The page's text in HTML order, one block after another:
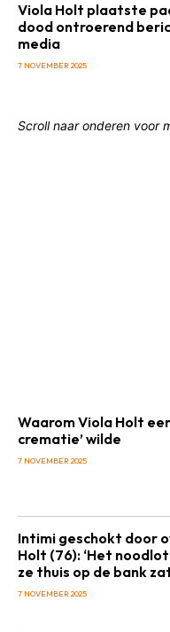
Viola Holt plaatste
dood ontroerend
media
7 NOVEMBER 2025
Scroll naar onderen voor
Waarom Viola Holt
crematie’ wilde
7 NOVEMBER 2025
Intimi geschokt door
Holt (76): ‘Het
ze thuis op de bank
7 NOVEMBER 2025